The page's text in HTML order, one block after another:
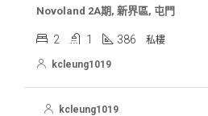
Novoland 2A期, 新界區, 屯門
2 1 386 私樓
kcleung1019
kcleung1019